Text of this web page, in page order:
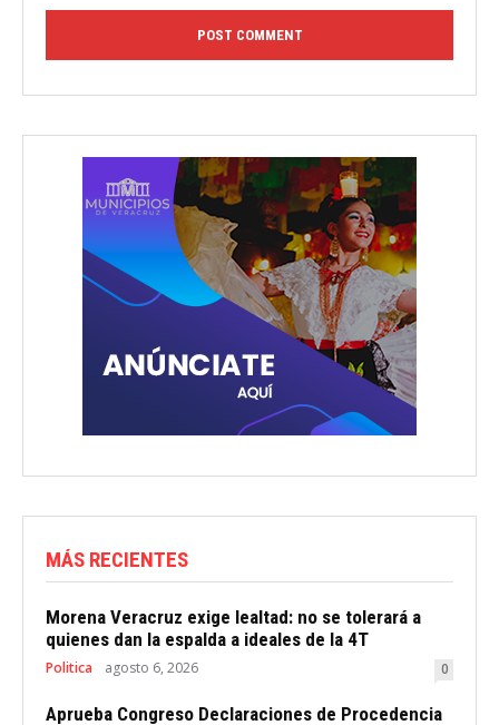
MÁS RECIENTES
Morena Veracruz exige lealtad: no se tolerará a
quienes dan la espalda a ideales de la 4T
Politica agosto 6, 2026 0
Aprueba Congreso Declaraciones de Procedencia